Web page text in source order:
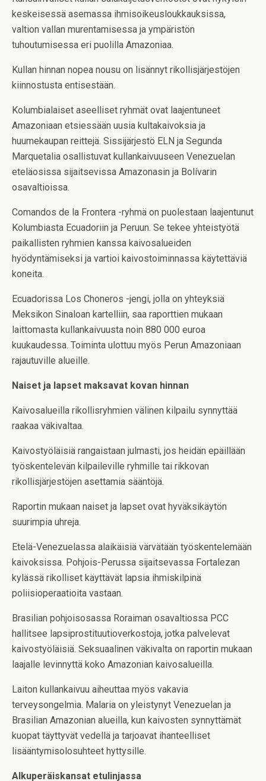
keskeisessä asemassa ihmisoikeusloukkauksissa,
valtion vallan murentamisessa ja ympäristön
tuhoutumisessa eri puolilla Amazoniaa.
Kullan hinnan nopea nousu on lisännyt rikollisjärjestöjen
kiinnostusta entisestään.
Kolumbialaiset aseelliset ryhmät ovat laajentuneet
Amazoniaan etsiessään uusia kultakaivoksia ja
huumekaupan reittejä. Sissijärjestö ELN ja Segunda
Marquetalia osallistuvat kullankaivuuseen Venezuelan
eteläosissa sijaitsevissa Amazonasin ja Bolívarin
osavaltioissa.
Comandos de la Frontera -ryhmä on puolestaan laajentunut
Kolumbiasta Ecuadoriin ja Peruun. Se tekee yhteistyötä
paikallisten ryhmien kanssa kaivosalueiden
hyödyntämiseksi ja vartioi kaivostoiminnassa käytettäviä
koneita.
Ecuadorissa Los Choneros -jengi, jolla on yhteyksiä
Meksikon Sinaloan kartelliin, saa raporttien mukaan
laittomasta kullankaivuusta noin 880 000 euroa
kuukaudessa. Toiminta ulottuu myös Perun Amazoniaan
rajautuville alueille.
Naiset ja lapset maksavat kovan hinnan
Kaivosalueilla rikollisryhmien välinen kilpailu synnyttää
raakaa väkivaltaa.
Kaivostyöläisiä rangaistaan julmasti, jos heidän epäillään
työskentelevän kilpaileville ryhmille tai rikkovan
rikollisjärjestöjen asettamia sääntöjä.
Raportin mukaan naiset ja lapset ovat hyväksikäytön
suurimpia uhreja.
Etelä-Venezuelassa alaikäisiä värvätään työskentelemään
kaivoksissa. Pohjois-Perussa sijaitsevassa Fortalezan
kylässä rikolliset käyttävät lapsia ihmiskilpinä
poliisioperaatioita vastaan.
Brasilian pohjoisosassa Roraiman osavaltiossa PCC
hallitsee lapsiprostituutioverkostoja, jotka palvelevat
kaivostyöläisiä. Seksuaalinen väkivalta on raportin mukaan
laajalle levinnyttä koko Amazonian kaivosalueilla.
Laiton kullankaivuu aiheuttaa myös vakavia
terveysongelmia. Malaria on yleistynyt Venezuelan ja
Brasilian Amazonian alueilla, kun kaivosten synnyttämät
kuopat täyttyvät vedellä ja tarjoavat ihanteelliset
lisääntymisolosuhteet hyttysille.
Alkuperäiskansat etulinjassa